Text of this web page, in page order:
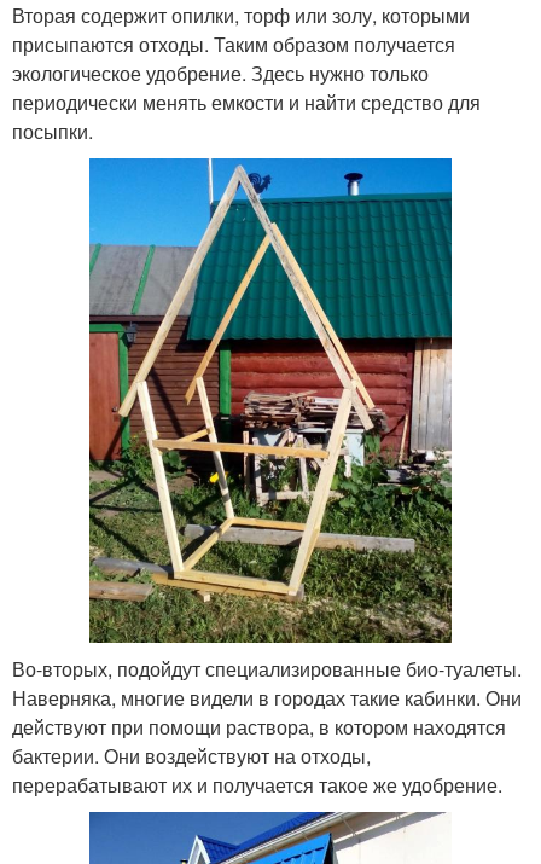
Вторая содержит опилки, торф или золу, которыми
присыпаются отходы. Таким образом получается
экологическое удобрение. Здесь нужно только
периодически менять емкости и найти средство для
посыпки.
Во-вторых, подойдут специализированные био-туалеты.
Наверняка, многие видели в городах такие кабинки. Они
действуют при помощи раствора, в котором находятся
бактерии. Они воздействуют на отходы,
перерабатывают их и получается такое же удобрение.